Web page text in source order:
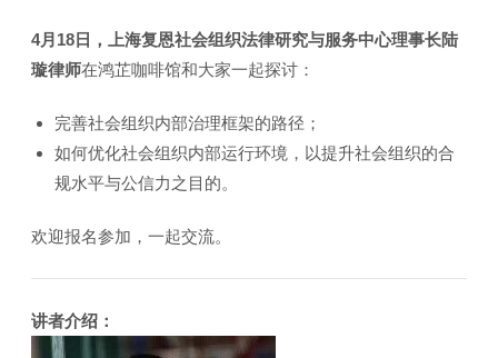
4月18日，
上海复恩社会组织法律研究与服务中心理事长陆
璇律师在鸿芷咖啡馆和大家一起探讨：
完善社会组织内部治理框架的路径；
如何优化社会组织内部运行环境，以提升社会组织的合
规水平与公信力之目的。
欢迎报名参加，一起交流。
讲者介绍：